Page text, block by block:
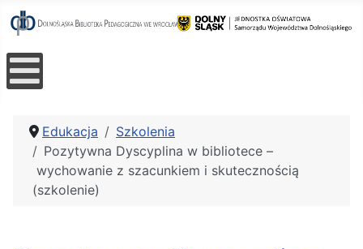
Edukacja
Szkolenia
Pozytywna Dyscyplina w bibliotece​ –
wychowanie​ z szacunkiem i skutecznością
(szkolenie)